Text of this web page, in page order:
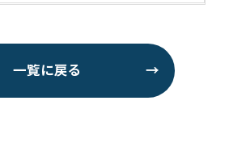
一覧に戻る →